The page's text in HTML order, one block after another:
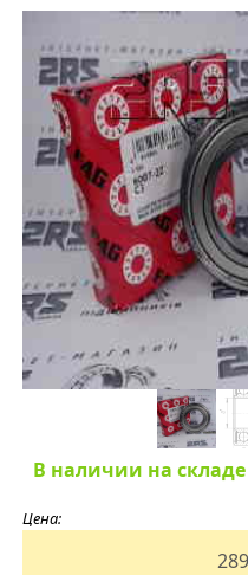
В наличии на складе
Цена: